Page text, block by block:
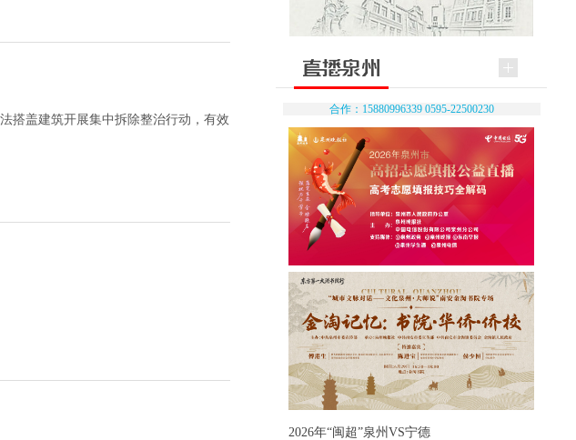
搭盖建筑开展集中拆除整治行动，有效
合作：15880996339 0595-22500230
2026年“闽超”泉州VS宁德